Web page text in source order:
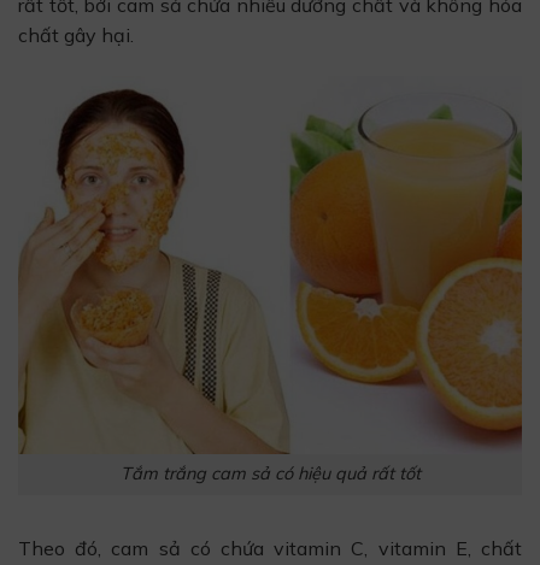
rất tốt, bởi cam sả chứa nhiều dưỡng chất và không hóa
chất gây hại.
Tắm trắng cam sả có hiệu quả rất tốt
Theo đó, cam sả có chứa vitamin C, vitamin E, chất